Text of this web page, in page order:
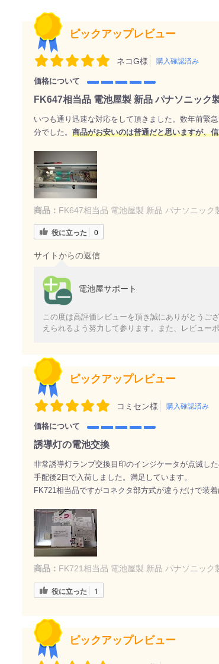
ピックアップレビュー
ネコG様 購入確認済み
価格について
FK647相当品 電池屋製 新品 パナソニック
いつも通り迅速な対応をして頂きました。数年前緊
分でした。 商品がお安いのは普通だと思いますが、
商品： FK647相当品 電池屋製 新品 パナソニッ
役に立った 0
サイトからの返信
電池屋サポート
この度は高評価レビューを頂き誠にありがとうご
えられるよう努力して参ります。また、レビュー
ピックアップレビュー
コミセン様 購入確認済み
価格について
誘導灯の電池交換
非常誘導灯ランプ交換目印のインジケータが点滅し
手配後2日で入荷しました。満足しています。
FK721相当品ですがコネクタ部方式が違うだけで装着
商品： FK721相当品 電池屋製 新品 パナソニッ
役に立った 1
ピックアップレビュー